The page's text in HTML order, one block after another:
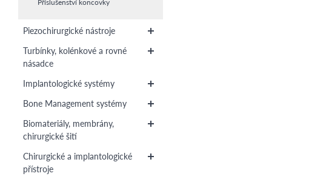
Příslušenství koncovky
Piezochirurgické nástroje
Turbínky, kolénkové a rovné
násadce
Implantologické systémy
Bone Management systémy
Biomateriály, membrány,
chirurgické šití
Chirurgické a implantologické
přístroje